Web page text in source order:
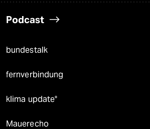
Podcast
bundestalk
fernverbindung
klima update°
Mauerecho